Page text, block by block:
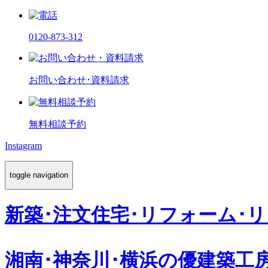
0120-873-312
お問い合わせ･資料請求
無料相談予約
Instagram
toggle navigation
新築･注文住宅･リフォーム･
湘南･神奈川･横浜の優建築工